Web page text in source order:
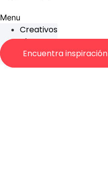
Menu
Creativos
Blog
Encuentra inspiración